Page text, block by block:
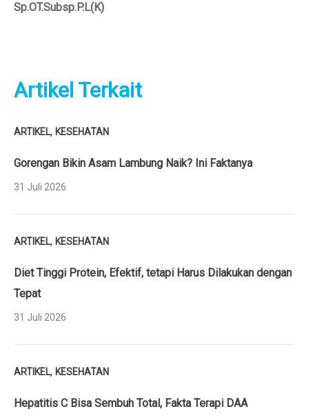
Sp.OT.Subsp.P.L(K)
Artikel Terkait
ARTIKEL, KESEHATAN
Gorengan Bikin Asam Lambung Naik? Ini Faktanya
31 Juli 2026
ARTIKEL, KESEHATAN
Diet Tinggi Protein, Efektif, tetapi Harus Dilakukan dengan
Tepat
31 Juli 2026
ARTIKEL, KESEHATAN
Hepatitis C Bisa Sembuh Total, Fakta Terapi DAA